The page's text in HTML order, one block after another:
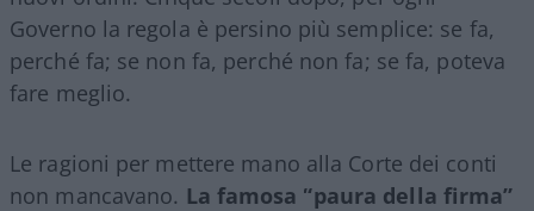
Governo la regola è persino più semplice: se fa,
perché fa; se non fa, perché non fa; se fa, poteva
fare meglio.
Le ragioni per mettere mano alla Corte dei conti
non mancavano. La famosa “paura della firma”